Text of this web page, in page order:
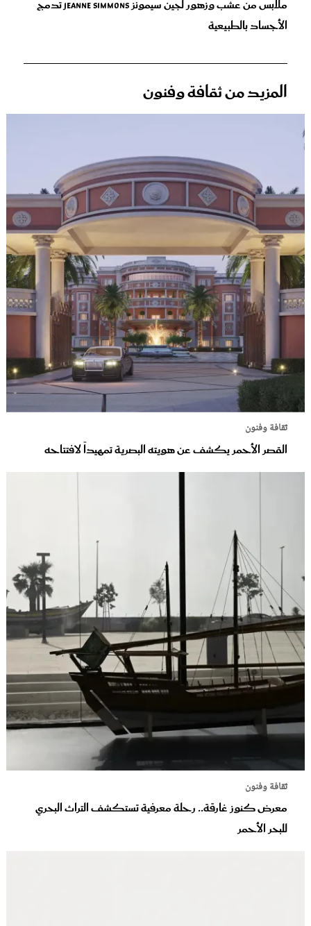
ملابس من عشب وزهور لجين سيمونز Jeanne Simmons تدمج
الأجساد بالطبيعية
المزيد من ثقافة وفنون
ثقافة وفنون
القصر الأحمر يكشف عن هويته البصرية تمهيداً لافتتاحه
ثقافة وفنون
معرض كنوز غارقة.. رحلة معرفية تستكشف التراث البحري
للبحر الأحمر